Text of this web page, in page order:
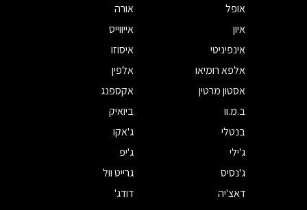
אופל
אורה
איון
אייווייס
אינפיניטי
איסוזו
אלפא רומיאו
אלפין
אסטון מרטין
אקספנג
ב.מ.וו
ביואיק
בנטלי
ג'אקו
ג'ילי
ג'יפ
ג'נסיס
גרייט וול
דאצ'יה
דודג'